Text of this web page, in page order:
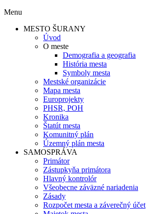
Menu
MESTO ŠURANY
Úvod
O meste
Demografia a geografia
História mesta
Symboly mesta
Mestské organizácie
Mapa mesta
Europrojekty
PHSR, POH
Kronika
Štatút mesta
Komunitný plán
Územný plán mesta
SAMOSPRÁVA
Primátor
Zástupkyňa primátora
Hlavný kontrolór
Všeobecne záväzné nariadenia
Zásady
Rozpočet mesta a záverečný účet